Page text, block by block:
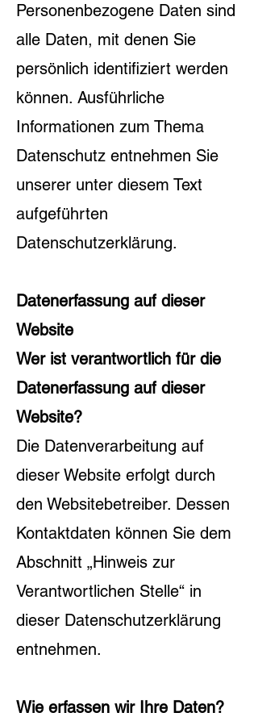
Personenbezogene Daten sind
alle Daten, mit denen Sie
persönlich identifiziert werden
können. Ausführliche
Informationen zum Thema
Datenschutz entnehmen Sie
unserer unter diesem Text
aufgeführten
Datenschutzerklärung.
Datenerfassung auf dieser
Website
Wer ist verantwortlich für die
Datenerfassung auf dieser
Website?
Die Datenverarbeitung auf
dieser Website erfolgt durch
den Websitebetreiber. Dessen
Kontaktdaten können Sie dem
Abschnitt „Hinweis zur
Verantwortlichen Stelle“ in
dieser Datenschutzerklärung
entnehmen.
Wie erfassen wir Ihre Daten?